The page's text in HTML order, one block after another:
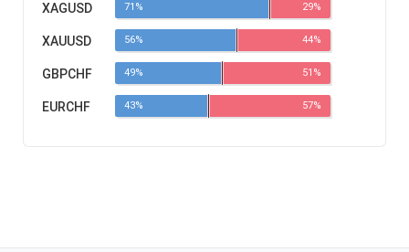
XAGUSD 71% 29%
XAUUSD 56% 44%
GBPCHF 49% 51%
EURCHF 43% 57%